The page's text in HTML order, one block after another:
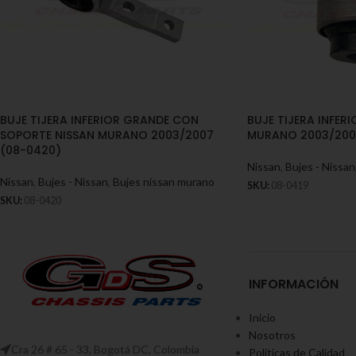
BUJE TIJERA INFERIOR GRANDE CON
SOPORTE NISSAN MURANO 2003/2007
(08-0420)
Nissan Bujes - Nissan Bujes nissan murano
SKU: 08-0420
BUJE TIJERA
MURANO 2003/
Nissan Bujes - Nissan
SKU: 08-0419
Cra 26 # 65 - 33, Bogotá DC, Colombia
INFORMACIÓN
Inicio
Nosotros
Políticas de Calidad